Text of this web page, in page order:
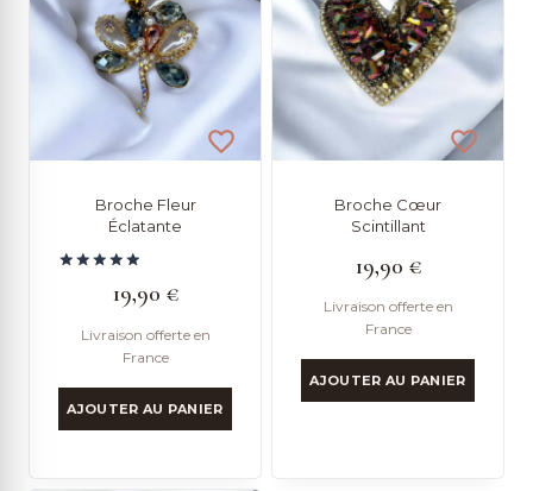
Broche Fleur
Éclatante
5.0019,90 €
Livraison offerte en
France
AJOUTER AU PANIER
Broche Cœur
Scintillant
19,90 €
Livraison offerte en
France
AJOUTER AU PANIER